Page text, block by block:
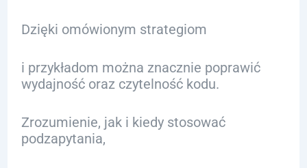
Dzięki omówionym strategiom
i przykładom można znacznie poprawić
wydajność oraz czytelność kodu.
Zrozumienie, jak i kiedy stosować
podzapytania,